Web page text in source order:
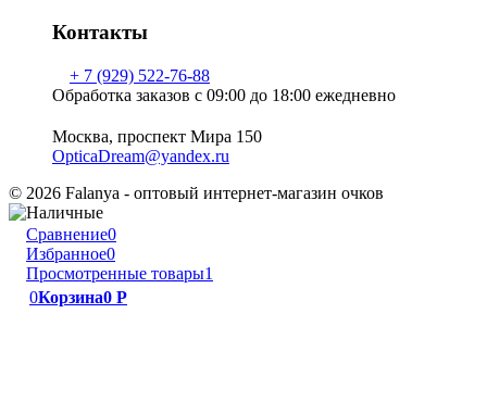
Контакты
+ 7 (929) 522-76-88
Обработка заказов с 09:00 до 18:00 ежедневно
Москва, проспект Мира 150
OpticaDream@yandex.ru
© 2026 Falanya - оптовый интернет-магазин очков
Сравнение0
Избранное0
Просмотренные товары1
0Корзина0 Р